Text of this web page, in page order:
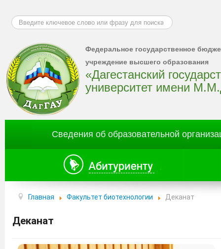
Искать...
Федеральное государственное
учреждение высшего образования
«Дагестанский
университет имени
Сведения об образовательной
Главная Факультет биотехнологии Деканат
Деканат